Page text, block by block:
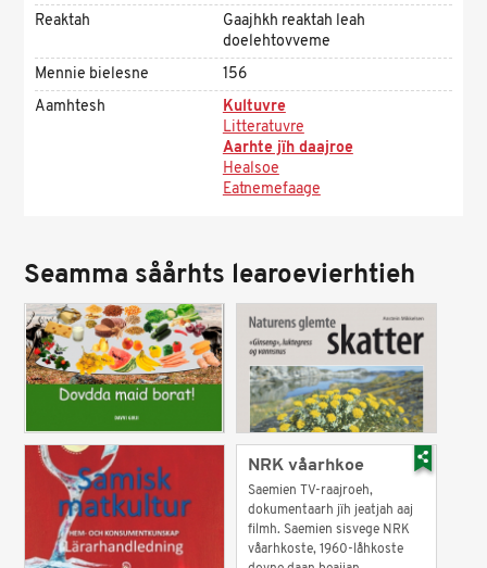
Reaktah
Gaajhkh reaktah leah
doelehtovveme
Mennie bielesne
156
Aamhtesh
Kultuvre
Litteratuvre
Aarhte jïh daajroe
Healsoe
Eatnemefaage
Seamma såårhts learoevierhtieh
NRK våarhkoe
Saemien TV-raajroeh,
dokumentaarh jïh jeatjah aaj
filmh. Saemien sisvege NRK
våarhkoste, 1960-låhkoste